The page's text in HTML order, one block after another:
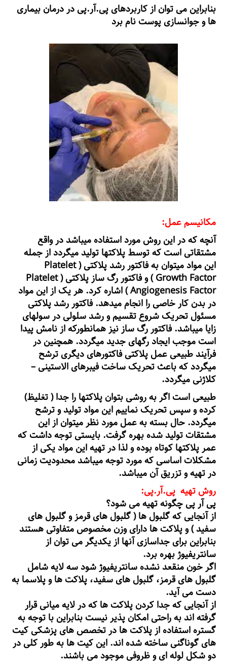
بنابراین می توان از کاربردهای پی.آر.پی در درمان بیماری
ها و جوانسازی پوست نام برد
مکانیسم عمل:
آنچه که در این روش مورد استفاده میباشد در واقع
مشتقاتی است که توسط پلاکتها تولید میگردد از جمله
این مواد میتوان به فاکتور رشد پلاکتی ( Platelet
Growth Factor ) و فاکتور رگ ساز پلاکتی ( Platelet
Angiogenesis Factor ) اشاره کرد. هر یک از این مواد
در بدن کار خاصی را انجام میدهد. فاکتور رشد پلاکتی
مسئول تحریک شروع تقسیم و رشد سلولی در سولهای
زایا میباشد. فاکتور رگ ساز نیز همانطورکه از نامش پیدا
است موجب ایجاد رگهای جدید میگردد. همچنین در
فرآیند طبیعی عمل پلاکتی فاکتورهای دیگری ترشح
میگردد که باعث تحریک ساخت فیبرهای الاستینی –
کلاژنی میگردد.
طبیعی است اگر به روشی بتوان پلاکتها را جدا ( تغلیظ)
کرده و سپس تحریک نماییم این مواد تولید و ترشح
میگردد. حال بسته به عمل مورد نظر میتوان از این
مشتقات تولید شده بهره گرفت. بایستی توجه داشت که
عمر پلاکتها کوتاه بوده و لذا در تهیه این مواد یکی از
مشکلات اساسی که مورد توجه میباشد محدودیت زمانی
در تهیه و تزریق آن میباشد.
روش تهیه پی.آر.پی:
پی آر پی چگونه تهیه می شود؟
از آنجایی که گلبول ها ( گلبول های قرمز و گلبول های
سفید ) و پلاکت ها دارای وزن مخصوص متفاوتی هستند
بنابراین برای جداسازی آنها از یکدیگر می توان از
سانتریفیوژ بهره برد.
اگر خون منقعد نشده سانتریفیوژ شود سه لایه شامل
گلبول های قرمز، گلبول های سفید، پلاکت ها و پلاسما به
دست می آید.
از آنجایی که جدا کردن پلاکت ها که در لایه میانی قرار
گرفته اند به راحتی امکان پذیر نیست بنابراین با توجه به
گستره استفاده از پلاکت ها در تخصص های پزشکی کیت
های گوناگنی ساخته شده اند. این کیت ها به طور کلی در
دو شکل لوله ای و ظروفی موجود می باشند.